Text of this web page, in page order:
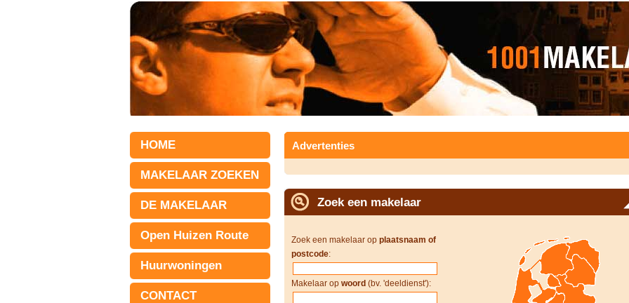
HOME
MAKELAAR ZOEKEN
DE MAKELAAR
Open Huizen Route
Huurwoningen
CONTACT
Advertenties
Zoek een makelaar
Zoek een makelaar op plaatsnaam of
postcode:
Makelaar op woord (bv. 'deeldienst'):